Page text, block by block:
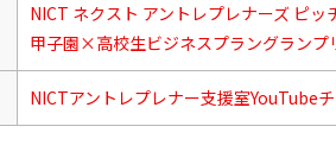
NICT ネクスト アントレプレナーズ ピ
甲子園×高校生ビジネスプラングランプ
NICTアントレプレナー支援室YouTube